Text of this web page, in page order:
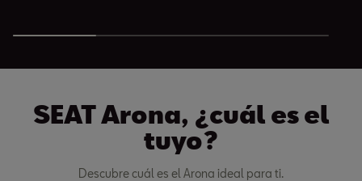
SEAT Arona, ¿cuál es el
tuyo?
Descubre cuál es el Arona ideal para ti.